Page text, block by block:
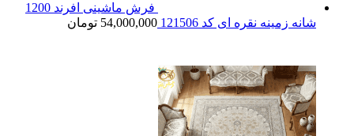
فرش ماشینی افرند 1200
شانه زمینه نقره ای کد 121506
54,000,000 تومان